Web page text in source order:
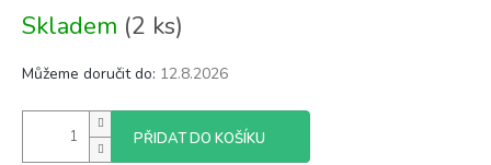
cena:
Skladem (2 ks)
Můžeme doručit do: 12.8.2026
PŘIDAT DO KOŠÍKU